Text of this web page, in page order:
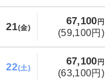
21(金)
67,100 円
(59,100円)
22(土)
67,100 円
(63,100円)